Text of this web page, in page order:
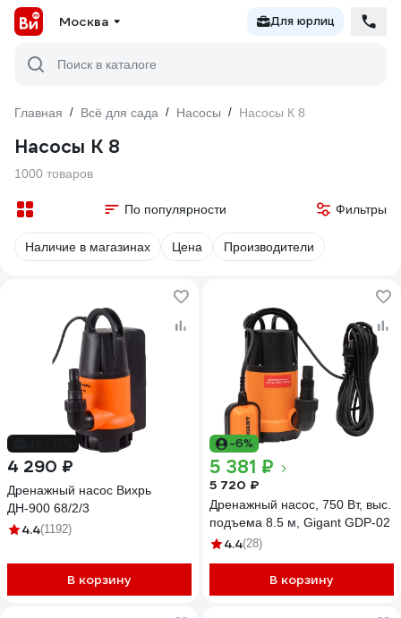
Москва Для юрлиц
Поиск в каталоге
Главная / Всё для сада / Насосы / Насосы К 8
Насосы К 8
1000 товаров
По популярности Фильтры
Наличие в магазинах Цена Производители
4 290 ₽
Дренажный насос Вихрь
ДН-900 68/2/3
4.4(1192)
В корзину
-6%
5 381 ₽
5 720 ₽
Дренажный насос, 750 Вт, выс.
подъема 8.5 м, Gigant GDP-02
4.4(28)
В корзину